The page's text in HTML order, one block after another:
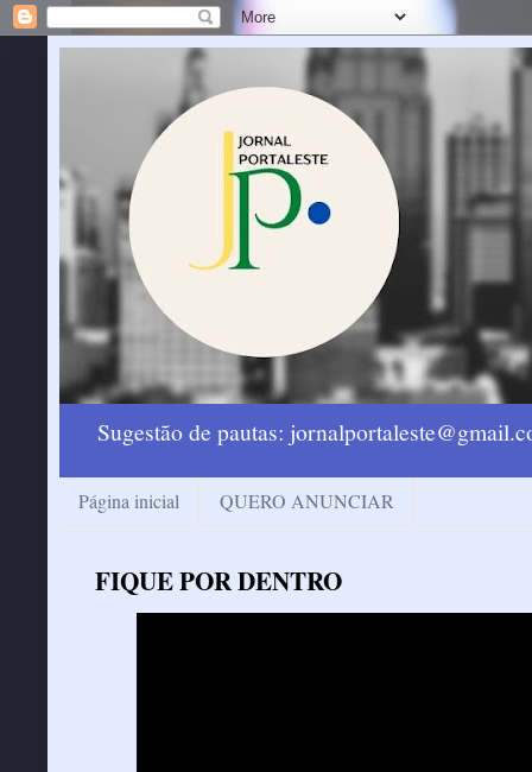
Sugestão de pautas:
Página inicial QUERO ANUNCIAR
FIQUE POR DENTRO